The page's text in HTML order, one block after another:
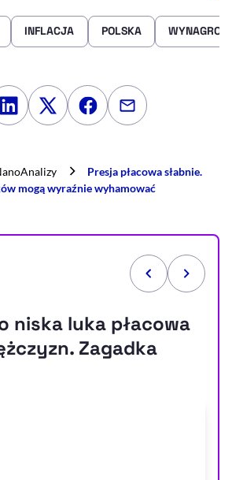
niska luka płacowa
Zagadka
INFLACJA POLSKA
artykułu
Udostępnij na LinkedIn
Udostępnij na Twitterze
Udostępnij na
Udostępnij
Presja płacowa słabnie.
mogą wyraźnie wyhamować